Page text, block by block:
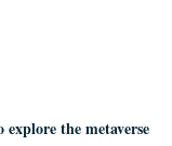
explore the metaverse